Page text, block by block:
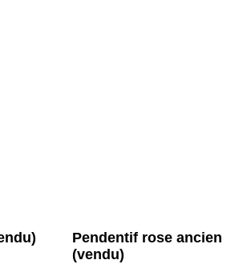
Pendentif rose ancien
(vendu)